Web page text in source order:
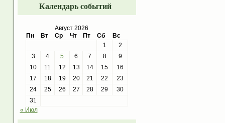
Календарь событий
Август 2026
Пн
Вт Ср Чт Пт Сб
Вс
1
2
3
4 5 6 7 8
9
10
11 12 13 14 15
16
17
18 19 20 21 22
23
24
25 26 27 28 29
30
31
« Июл